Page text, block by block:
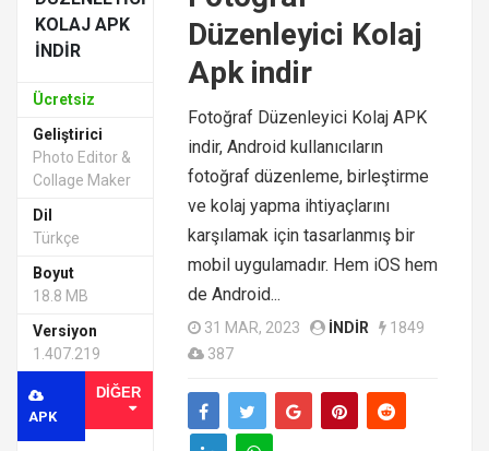
KOLAJ APK
INDIR
Ücretsiz
Geliştirici
Photo Editor &
Collage Maker
Dil
Türkçe
Boyut
18.8 MB
Versiyon
1.407.219
APK
DIĞER
Düzenleyici Kolaj
Apk indir
Fotoğraf Düzenleyici Kolaj APK
indir, Android kullanıcıların
fotoğraf düzenleme, birleştirme
ve kolaj yapma ihtiyaçlarını
karşılamak için tasarlanmış bir
mobil uygulamadır. Hem iOS hem
de Android...
31 MAR, 2023 INDIR
1849
387